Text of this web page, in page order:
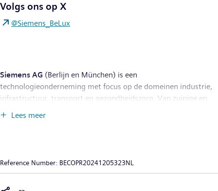
Volgs ons op X
@Siemens_BeLux
Siemens AG (Berlijn en München) is een
technologieonderneming met focus op de domeinen industrie,
infrastructuur, transport en gezondheidszorg. Van zuinige en
reële en digitale wereld te combineren, biedt Siemens haar
Lees meer
Reference Number: BECOPR20241205323NL